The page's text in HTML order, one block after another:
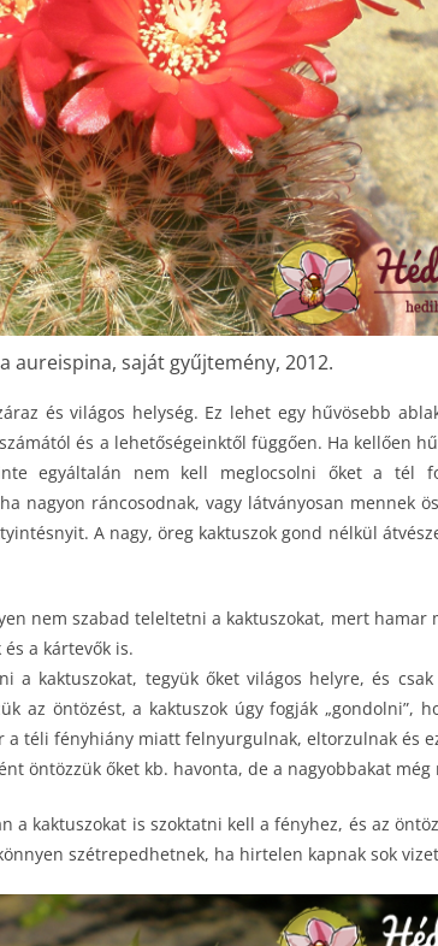
aureispina, saját gyűjtemény, 2012.
és világos helység. Ez lehet egy hűvösebb
és a lehetőségeinktől függően. Ha kellően
egyáltalán nem kell meglocsolni őket a tél
nagyon ráncosodnak, vagy látványosan mennek
A nagy, öreg kaktuszok gond nélkül
nem szabad teleltetni a kaktuszokat, mert hamar
a kártevők is.
a kaktuszokat, tegyük őket világos helyre, és csak
az öntözést, a kaktuszok úgy fogják „gondolni”,
a téli fényhiány miatt felnyurgulnak, eltorzulnak és
öntözzük őket kb. havonta, de a nagyobbakat
a kaktuszokat is szoktatni kell a fényhez, és az
szétrepedhetnek, ha hirtelen kapnak sok